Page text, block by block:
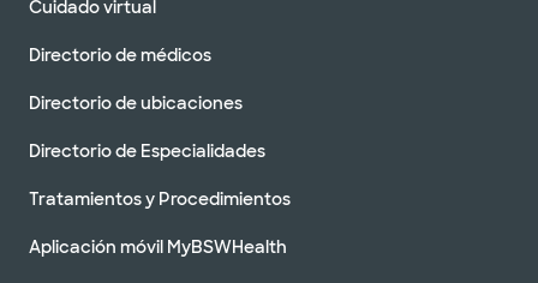
Cuidado virtual
Directorio de médicos
Directorio de ubicaciones
Directorio de Especialidades
Tratamientos y Procedimientos
Aplicación móvil MyBSWHealth